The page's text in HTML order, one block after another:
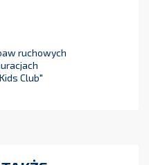
ruchowych
Club"